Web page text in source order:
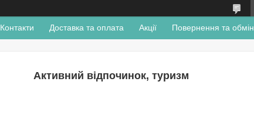
Контакти Доставка та оплата Акції Повернення та обмін
Активний відпочинок, туризм